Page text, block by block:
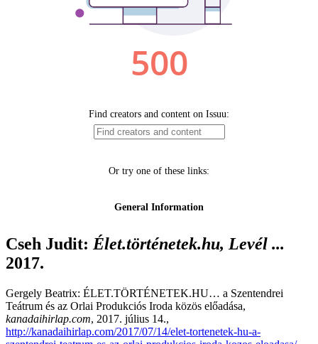
Cseh Judit: Élet.történetek.hu, Levél ...
2017.
Gergely Beatrix: ÉLET.TÖRTÉNETEK.HU… a Szentendrei
Teátrum és az Orlai Produkciós Iroda közös előadása,
kanadaihirlap.com, 2017. július 14.,
http://kanadaihirlap.com/2017/07/14/elet-tortenetek-hu-a-